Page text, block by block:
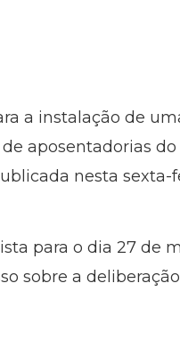
a instalação de
aposentadorias
nesta sexta-
para o dia 27 de
sobre a